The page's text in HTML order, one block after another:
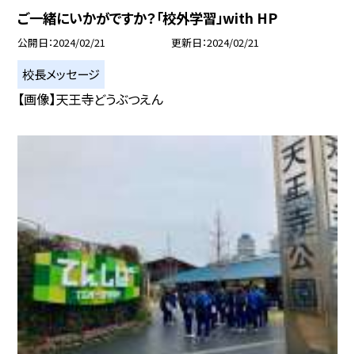
ご一緒にいかがですか？「校外学習」with HP
公開日 2024/02/21 更新日 2024/02/21
校長メッセージ
【画像】天王寺どうぶつえん